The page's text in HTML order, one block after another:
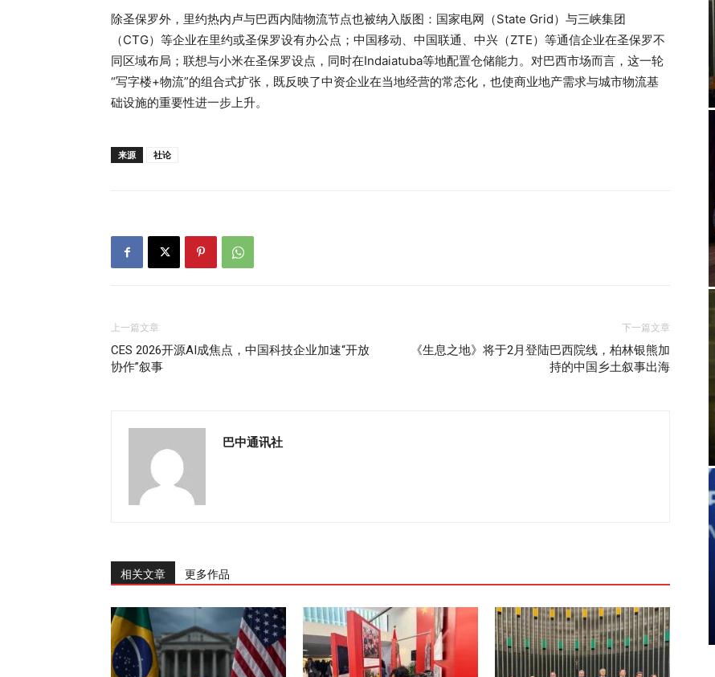
除圣保罗外，里约热内卢与巴西内陆物流节点也被纳入版图：国家电网（State Grid）与三峡集团
（CTG）等企业在里约或圣保罗设有办公点；中国移动、中国联通、中兴（ZTE）等通信企业在圣保罗不
同区域布局；联想与小米在圣保罗设点，同时在Indaiatuba等地配置仓储能力。对巴西市场而言，这一轮
“写字楼+物流”的组合式扩张，既反映了中资企业在当地经营的常态化，也使商业地产需求与城市物流基
础设施的重要性进一步上升。
来源 社论
上一篇文章
CES 2026开源AI成焦点，中国科技企业加速“开放
协作”叙事
下一篇文章
《生息之地》将于2月登陆巴西院线，柏林银熊加
持的中国乡土叙事出海
巴中通讯社
相关文章 更多作品